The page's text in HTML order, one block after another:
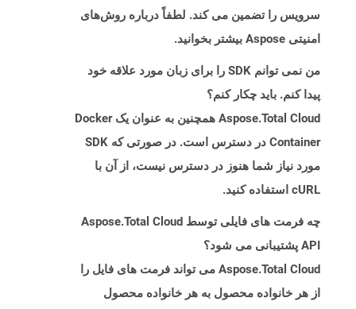
سرویس را تضمین می کند. لطفاً درباره روش‌های
امنیتی Aspose بیشتر بخوانید.
من نمی توانم SDK را برای زبان مورد علاقه خود
پیدا کنم. باید چکار کنم؟
Aspose.Total Cloud همچنین به عنوان یک Docker
Container در دسترس است. در صورتی که SDK
مورد نیاز شما هنوز در دسترس نیست، از آن با
cURL استفاده کنید.
چه فرمت های فایلی توسط Aspose.Total Cloud
API پشتیبانی می شود؟
Aspose.Total Cloud می تواند فرمت های فایل را
از هر خانواده محصول به هر خانواده محصول